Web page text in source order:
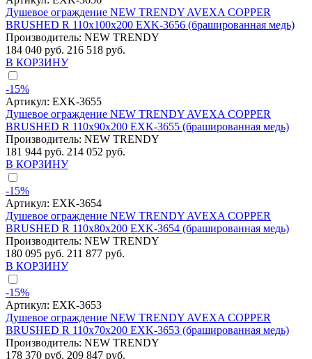
Душевое ограждение NEW TRENDY AVEXA COPPER
BRUSHED R 110x100x200 EXK-3656 (брашированная медь)
Производитель: NEW TRENDY
184 040 руб. 216 518 руб.
В КОРЗИНУ
-15%
Артикул: EXK-3655
Душевое ограждение NEW TRENDY AVEXA COPPER
BRUSHED R 110x90x200 EXK-3655 (брашированная медь)
Производитель: NEW TRENDY
181 944 руб. 214 052 руб.
В КОРЗИНУ
-15%
Артикул: EXK-3654
Душевое ограждение NEW TRENDY AVEXA COPPER
BRUSHED R 110x80x200 EXK-3654 (брашированная медь)
Производитель: NEW TRENDY
180 095 руб. 211 877 руб.
В КОРЗИНУ
-15%
Артикул: EXK-3653
Душевое ограждение NEW TRENDY AVEXA COPPER
BRUSHED R 110x70x200 EXK-3653 (брашированная медь)
Производитель: NEW TRENDY
178 370 руб. 209 847 руб.